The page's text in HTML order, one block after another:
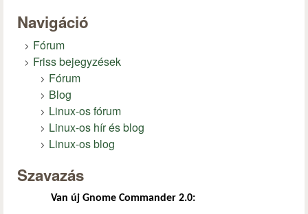
Navigáció
Fórum
Friss bejegyzések
Fórum
Blog
Linux-os fórum
Linux-os hír és blog
Linux-os blog
Szavazás
Van új Gnome Commander 2.0: